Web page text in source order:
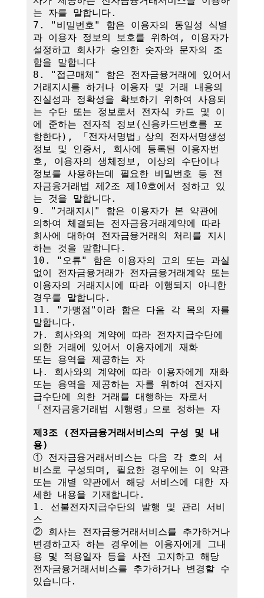
는 자를 말합니다.
7. "비밀번호" 함은 이용자의 동일성 식별
과 이용자 정보의 보호를 위하여, 이용자가
설정하고 회사가 승인한 숫자와 문자의 조
합을 말합니다
8. "접근매체" 함은 전자금융거래에 있어서
거래지시를 하거나 이용자 및 거래 내용의
진실성과 정확성을 확보하기 위하여 사용되
는 수단 또는 정보로서 전자식 카드 및 이
에 준하는 전자적 정보(신용카드번호를 포
함한다), 「전자서명법」상의 전자서명생성
정보 및 인증서, 회사에 등록된 이용자번
호, 이용자의 생체정보, 이상의 수단이나
정보를 사용하는데 필요한 비밀번호 등 전
자금융거래법 제2조 제10호에서 정하고 있
는 것을 말합니다.
9. "거래지시" 함은 이용자가 본 약관에
의하여 체결되는 전자금융거래계약에 따라
회사에 대하여 전자금융거래의 처리를 지시
하는 것을 말합니다.
10. "오류" 함은 이용자의 고의 또는 과실
없이 전자금융거래가 전자금융거래계약 또는
이용자의 거래지시에 따라 이행되지 아니한
경우를 말합니다.
11. "가맹점"이라 함은 다음 각 목의 자를
말합니다.
가. 회사와의 계약에 따라 전자지급수단에
의한 거래에 있어서 이용자에게 재화
또는 용역을 제공하는 자
나. 회사와의 계약에 따라 이용자에게 재화
또는 용역을 제공하는 자를 위하여 전자지
급수단에 의한 거래를 대행하는 자로서
「전자금융거래법 시행령」으로 정하는 자
제3조 (전자금융거래서비스의 구성 및 내
용)
① 전자금융거래서비스는 다음 각 호의 서
비스로 구성되며, 필요한 경우에는 이 약관
또는 개별 약관에서 해당 서비스에 대한 자
세한 내용을 기재합니다.
1. 선불전자지급수단의 발행 및 관리 서비
스
② 회사는 전자금융거래서비스를 추가하거나
변경하고자 하는 경우에는 이용자에게 그내
용 및 적용일자 등을 사전 고지하고 해당
전자금융거래서비스를 추가하거나 변경할 수
있습니다.